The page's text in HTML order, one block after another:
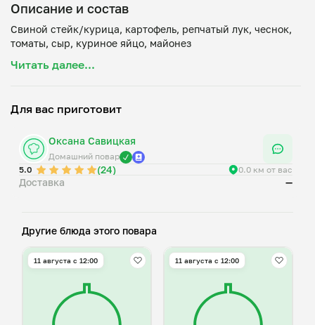
Описание и состав
Свиной стейк/курица, картофель, репчатый лук, чеснок,
Читать далее...
Для вас приготовит
Оксана Савицкая
Домашний повар
5.0
(24) 0.0 км от вас
Доставка —
Другие блюда этого повара
11 августа с 12:00 11 августа с 12:00